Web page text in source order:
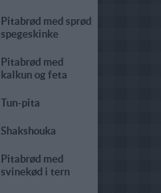
Pitabrød med sprød
spegeskinke
Pitabrød med
kalkun og feta
Tun-pita
Shakshouka
Pitabrød med
svinekød i tern